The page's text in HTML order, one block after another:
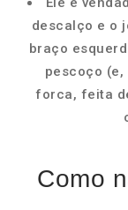
descalço e o
braço
pescoço (e,
forca, feita
Como